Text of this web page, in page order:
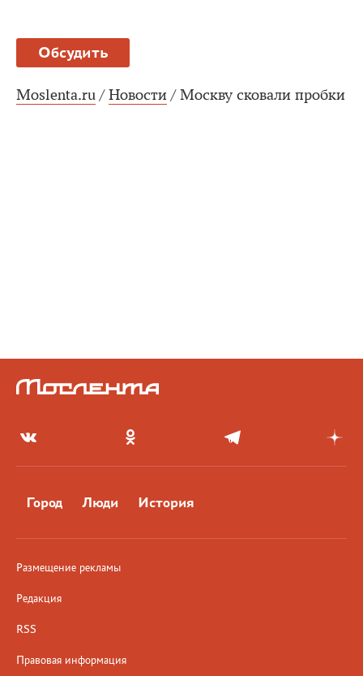
Обсудить
Moslenta.ru / Новости / Москву сковали пробки
Город Люди История
Размещение рекламы
Редакция
RSS
Правовая информация